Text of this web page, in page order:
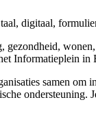
digitaal,
gezondheid,
Informatieplein in
samen om
ondersteuning.